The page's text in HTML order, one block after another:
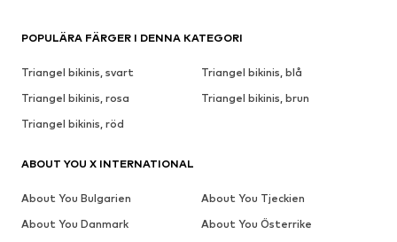
POPULÄRA FÄRGER I DENNA KATEGORI
Triangel bikinis, svart
Triangel bikinis, blå
Triangel bikinis, rosa
Triangel bikinis, brun
Triangel bikinis, röd
ABOUT YOU X INTERNATIONAL
About You Bulgarien
About You Tjeckien
About You Danmark
About You Österrike